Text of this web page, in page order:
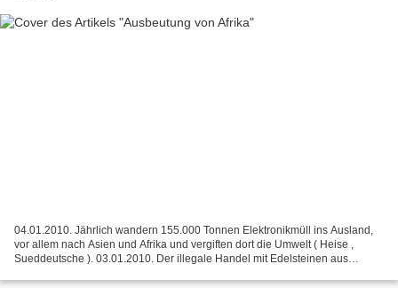
04.01.2010. Jährlich wandern 155.000 Tonnen Elektronikmüll ins Ausland,
vor allem nach Asien und Afrika und vergiften dort die Umwelt ( Heise ,
Sueddeutsche ). 03.01.2010. Der illegale Handel mit Edelsteinen aus